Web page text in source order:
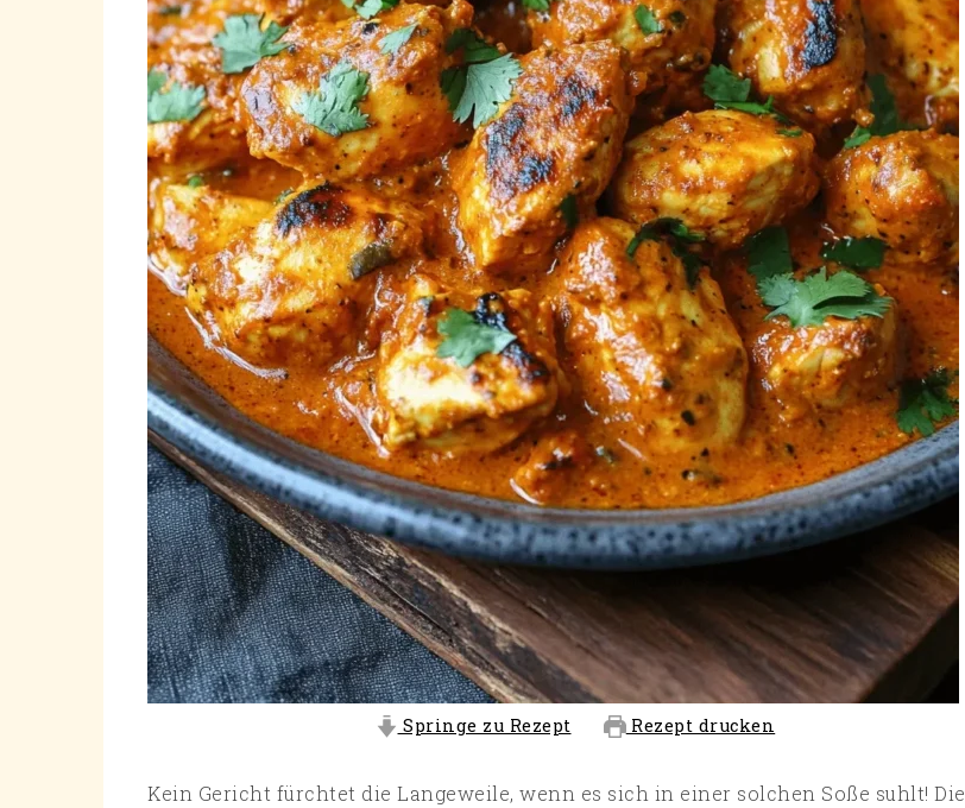
Springe zu Rezept Rezept drucken
Kein Gericht fürchtet die Langeweile, wenn es sich in einer solchen Soße suhlt! Die